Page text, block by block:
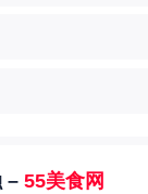
– 55美食网